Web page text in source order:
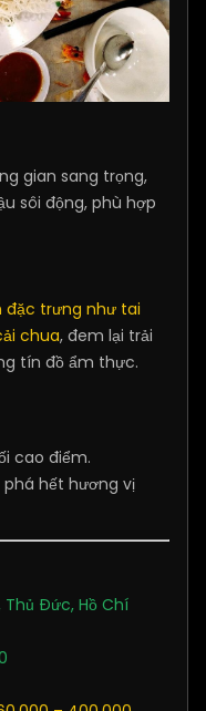
gian sang trọng,
sôi động, phù hợp
trưng như tai
chua, đem lại trải
tín đồ ẩm thực.
cao điểm.
hết hương vị
Thủ Đức, Hồ Chí